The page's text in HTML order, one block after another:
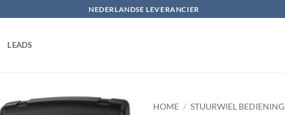
NEDERLANDSE LEVERANCIER
LEADS
HOME / STUURWIEL BEDIENING